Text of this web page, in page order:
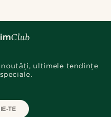
ultimele tendințe
TE